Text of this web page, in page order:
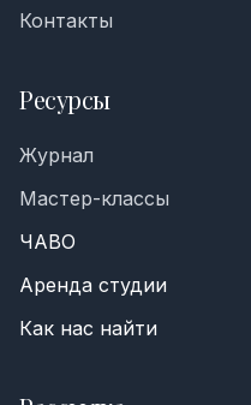
Контакты
Ресурсы
Журнал
Мастер-классы
ЧАВО
Аренда студии
Как нас найти